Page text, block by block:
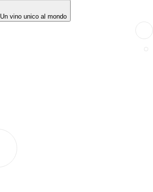
Un vino unico al mondo